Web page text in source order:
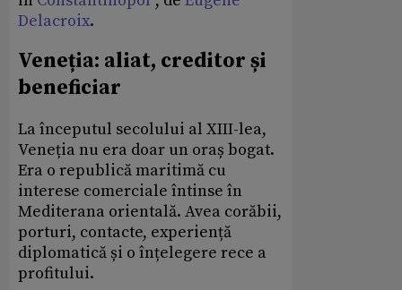
Delacroix.
Veneția: aliat, creditor și
beneficiar
La începutul secolului al XIII-lea,
Veneția nu era doar un oraș bogat.
Era o republică maritimă cu
interese comerciale întinse în
Mediterana orientală. Avea corăbii,
porturi, contacte, experiență
diplomatică și o înțelegere rece a
profitului.